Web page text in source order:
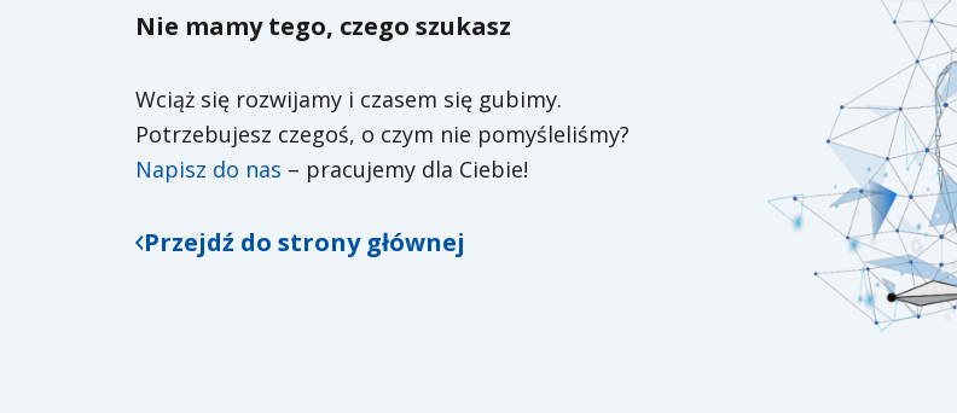
Nie mamy tego, czego szukasz
Wciąż się rozwijamy i czasem się gubimy.
Potrzebujesz czegoś, o czym nie pomyśleliśmy?
Napisz do nas – pracujemy dla Ciebie!
Przejdź do strony głównej